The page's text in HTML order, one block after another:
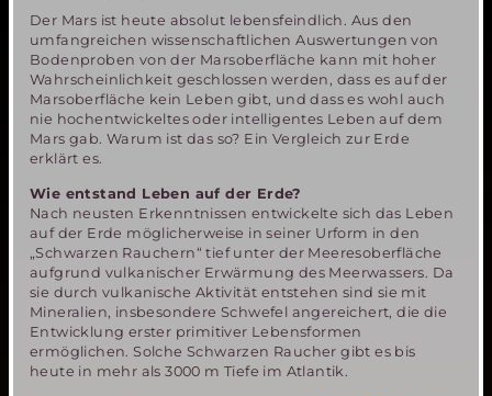
Der Mars ist heute absolut lebensfeindlich. Aus den
umfangreichen wissenschaftlichen Auswertungen von
Bodenproben von der Marsoberfläche kann mit hoher
Wahrscheinlichkeit geschlossen werden, dass es auf der
Marsoberfläche kein Leben gibt, und dass es wohl auch
nie hochentwickeltes oder intelligentes Leben auf dem
Mars gab. Warum ist das so? Ein Vergleich zur Erde
erklärt es.
Wie entstand Leben auf der Erde?
Nach neusten Erkenntnissen entwickelte sich das Leben
auf der Erde möglicherweise in seiner Urform in den
„Schwarzen Rauchern“ tief unter der Meeresoberfläche
aufgrund vulkanischer Erwärmung des Meerwassers. Da
sie durch vulkanische Aktivität entstehen sind sie mit
Mineralien, insbesondere Schwefel angereichert, die die
Entwicklung erster primitiver Lebensformen
ermöglichen. Solche Schwarzen Raucher gibt es bis
heute in mehr als 3000 m Tiefe im Atlantik.